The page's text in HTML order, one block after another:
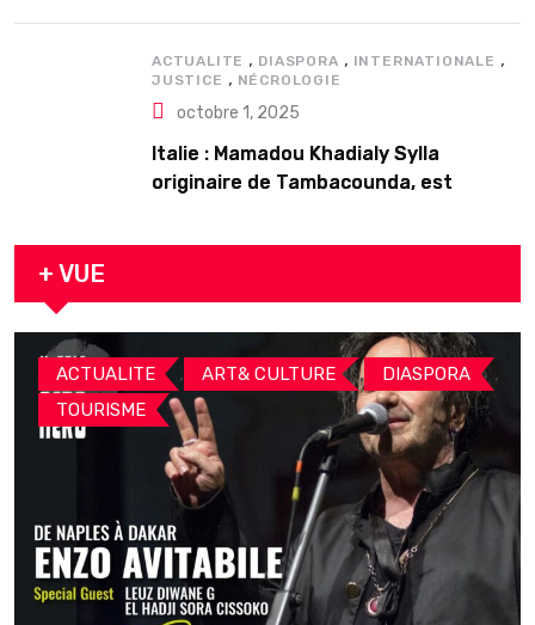
ACTUALITE , DIASPORA , INTERNATIONALE ,
JUSTICE , NÉCROLOGIE
octobre 1, 2025
Italie : Mamadou Khadialy Sylla
originaire de Tambacounda, est
arrestation
+ VUE
ACTUALITE , ART& CULTURE , DIASPORA ,
TOURISME